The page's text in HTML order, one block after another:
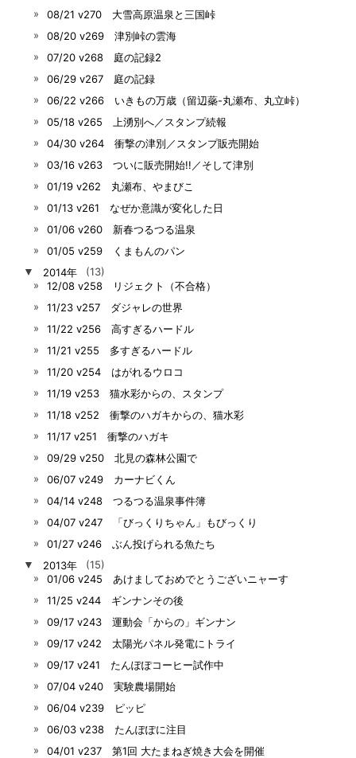
08/21 v270 大雪高原温泉と三国峠
08/20 v269 津別峠の雲海
07/20 v268 庭の記録2
06/29 v267 庭の記録
06/22 v266 いきもの万歳（留辺蘂-丸瀬布、丸立峠）
05/18 v265 上湧別へ／スタンプ続報
04/30 v264 衝撃の津別／スタンプ販売開始
03/16 v263 ついに販売開始!!／そして津別
01/19 v262 丸瀬布、やまびこ
01/13 v261 なぜか意識が変化した日
01/06 v260 新春つるつる温泉
01/05 v259 くまもんのパン
▼
2014年
(13)
12/08 v258 リジェクト（不合格）
11/23 v257 ダジャレの世界
11/22 v256 高すぎるハードル
11/21 v255 多すぎるハードル
11/20 v254 はがれるウロコ
11/19 v253 猫水彩からの、スタンプ
11/18 v252 衝撃のハガキからの、猫水彩
11/17 v251 衝撃のハガキ
09/29 v250 北見の森林公園で
06/07 v249 カーナビくん
04/14 v248 つるつる温泉事件簿
04/07 v247 「びっくりちゃん」もびっくり
01/27 v246 ぶん投げられる魚たち
▼
2013年
(15)
01/06 v245 あけましておめでとうございニャーす
11/25 v244 ギンナンその後
09/17 v243 運動会「からの」ギンナン
09/17 v242 太陽光パネル発電にトライ
09/17 v241 たんぽぽコーヒー試作中
07/04 v240 実験農場開始
06/04 v239 ピッピ
06/03 v238 たんぽぽに注目
04/01 v237 第1回 大たまねぎ焼き大会を開催